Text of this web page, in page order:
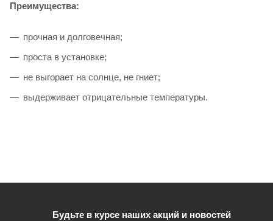
Преимущества:
прочная и долговечная;
проста в установке;
не выгорает на солнце, не гниет;
выдерживает отрицательные температуры.
Будьте в курсе наших акций и новостей